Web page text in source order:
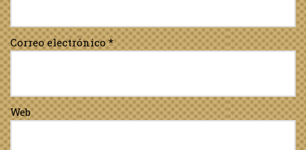
Correo electrónico*
Web